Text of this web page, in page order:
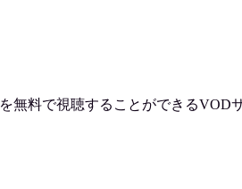
を無料で視聴することができるVOD